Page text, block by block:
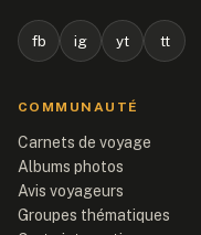
fb ig yt tt
COMMUNAUTÉ
Carnets de voyage
Albums photos
Avis voyageurs
Groupes thématiques